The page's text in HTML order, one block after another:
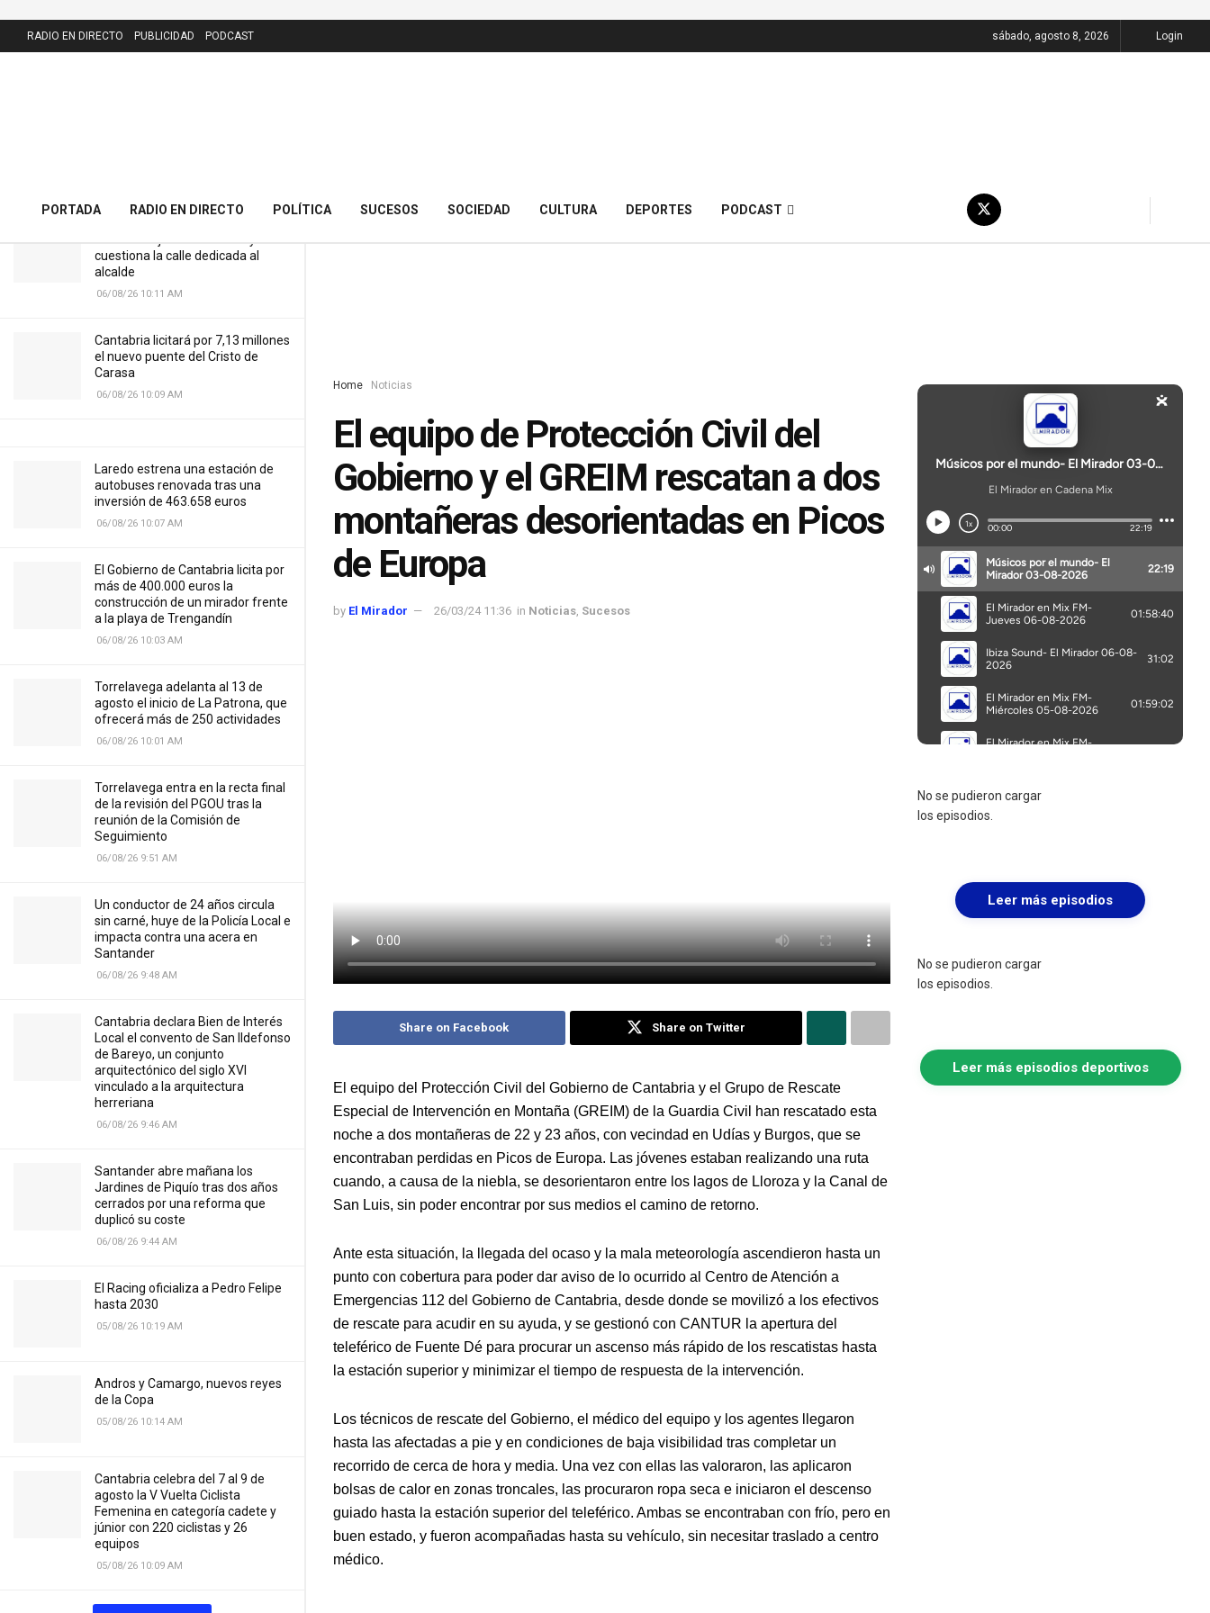
cuestiona la calle dedicada al
alcalde
06/08/26 10:11 AM
Cantabria licitará por 7,13 millones
el nuevo puente del Cristo de
Carasa
06/08/26 10:09 AM
Laredo estrena una estación de
autobuses renovada tras una
inversión de 463.658 euros
06/08/26 10:07 AM
El Gobierno de Cantabria licita por
más de 400.000 euros la
construcción de un mirador frente
a la playa de Trengandín
06/08/26 10:03 AM
Torrelavega adelanta al 13 de
agosto el inicio de La Patrona, que
ofrecerá más de 250 actividades
06/08/26 10:01 AM
Torrelavega entra en la recta final
de la revisión del PGOU tras la
reunión de la Comisión de
Seguimiento
06/08/26 9:51 AM
Un conductor de 24 años circula
sin carné, huye de la Policía Local e
impacta contra una acera en
Santander
06/08/26 9:48 AM
Cantabria declara Bien de Interés
Local el convento de San Ildefonso
de Bareyo, un conjunto
arquitectónico del siglo XVI
vinculado a la arquitectura
herreriana
06/08/26 9:46 AM
Santander abre mañana los
Jardines de Piquío tras dos años
cerrados por una reforma que
duplicó su coste
06/08/26 9:44 AM
El Racing oficializa a Pedro Felipe
hasta 2030
05/08/26 10:19 AM
Andros y Camargo, nuevos reyes
de la Copa
05/08/26 10:14 AM
Cantabria celebra del 7 al 9 de
agosto la V Vuelta Ciclista
Femenina en categoría cadete y
júnior con 220 ciclistas y 26
equipos
05/08/26 10:09 AM
RADIO EN DIRECTO PUBLICIDAD PODCAST sábado, agosto 8, 2026 Login
PORTADA RADIO EN DIRECTO POLÍTICA SUCESOS SOCIEDAD CULTURA DEPORTES PODCAST
Home Noticias
El equipo de Protección Civil del
Gobierno y el GREIM rescatan a dos
montañeras desorientadas en Picos
de Europa
by El Mirador 26/03/24 11:36 in Noticias Sucesos
Share on Facebook Share on Twitter
El equipo del Protección Civil del Gobierno de Cantabria y el Grupo de Rescate
Especial de Intervención en Montaña (GREIM) de la Guardia Civil han rescatado esta
noche a dos montañeras de 22 y 23 años, con vecindad en Udías y Burgos, que se
encontraban perdidas en Picos de Europa. Las jóvenes estaban realizando una ruta
cuando, a causa de la niebla, se desorientaron entre los lagos de Lloroza y la Canal de
San Luis, sin poder encontrar por sus medios el camino de retorno.
Ante esta situación, la llegada del ocaso y la mala meteorología ascendieron hasta un
punto con cobertura para poder dar aviso de lo ocurrido al Centro de Atención a
Emergencias 112 del Gobierno de Cantabria, desde donde se movilizó a los efectivos
de rescate para acudir en su ayuda, y se gestionó con CANTUR la apertura del
teleférico de Fuente Dé para procurar un ascenso más rápido de los rescatistas hasta
la estación superior y minimizar el tiempo de respuesta de la intervención.
Los técnicos de rescate del Gobierno, el médico del equipo y los agentes llegaron
hasta las afectadas a pie y en condiciones de baja visibilidad tras completar un
recorrido de cerca de hora y media. Una vez con ellas las valoraron, las aplicaron
bolsas de calor en zonas troncales, las procuraron ropa seca e iniciaron el descenso
guiado hasta la estación superior del teleférico. Ambas se encontraban con frío, pero en
buen estado, y fueron acompañadas hasta su vehículo, sin necesitar traslado a centro
médico.
No se pudieron cargar
los episodios.
Leer más episodios
No se pudieron cargar
los episodios.
Leer más episodios deportivos